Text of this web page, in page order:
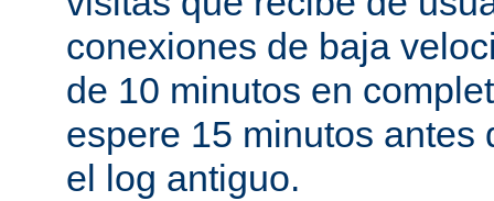
conexiones de baja
de 10 minutos en
espere 15 minutos antes
el log antiguo.